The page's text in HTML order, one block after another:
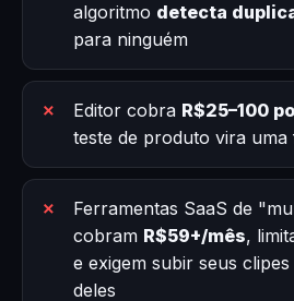
algoritmo detecta
para ninguém
Editor cobra R$25–100
teste de produto vira
Ferramentas SaaS de
cobram R$59+/mês,
e exigem subir seus
deles